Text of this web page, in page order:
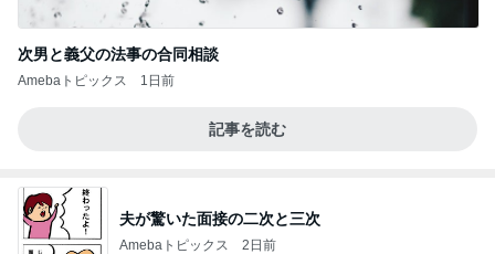
次男と義父の法事の合同相談
Amebaトピックス 1日前
記事を読む
夫が驚いた面接の二次と三次
Amebaトピックス 2日前